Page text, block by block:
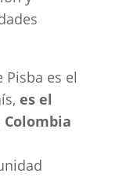
Pisba es el
es el
Colombia